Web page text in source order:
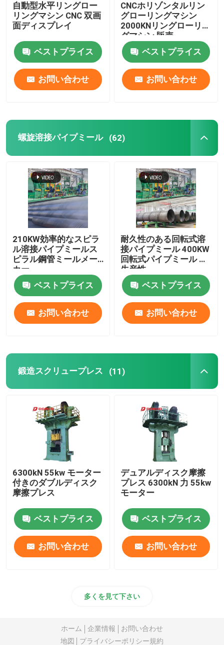
自動型水平リングロー
リングマシン CNC 双画
面ディスプレイ
ベストプライス
お問い合わせ
CNCホリゾンタルリン
グローリングマシン
2000KNリングローリン
グマシン 販売
ベストプライス
お問い合わせ
螺旋溶接パイプミール (62)
210KW効率的なスピラ
ル溶接パイプミールス
ピラル鋼管ミールメー
カー
ベストプライス
お問い合わせ
耐久性のある回転式溶
接パイプミール 400KW
回転式パイプミール 高
生産性
ベストプライス
お問い合わせ
鍛造スクリュープレス (11)
6300kN 55kw モーター
付きのダブルディスク
摩擦プレス
ベストプライス
お問い合わせ
デュアルディスク摩擦
プレス 6300kN 力 55kw
モーター
ベストプライス
お問い合わせ
多くを見て下さい
ホーム 企業情報
お問い合わせ
地図
プライバシーポリシー規約